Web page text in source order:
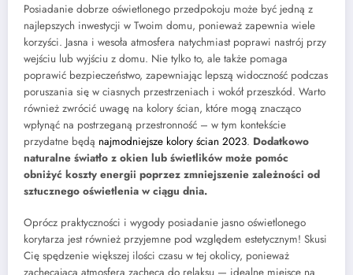
Posiadanie dobrze oświetlonego przedpokoju może być jedną z
najlepszych inwestycji w Twoim domu, ponieważ zapewnia wiele
korzyści. Jasna i wesoła atmosfera natychmiast poprawi nastrój przy
wejściu lub wyjściu z domu. Nie tylko to, ale także pomaga
poprawić bezpieczeństwo, zapewniając lepszą widoczność podczas
poruszania się w ciasnych przestrzeniach i wokół przeszkód. Warto
również zwrócić uwagę na kolory ścian, które mogą znacząco
wpłynąć na postrzeganą przestronność – w tym kontekście
przydatne będą najmodniejsze kolory ścian 2023. Dodatkowo
naturalne światło z okien lub świetlików może pomóc
obniżyć koszty energii poprzez zmniejszenie zależności od
sztucznego oświetlenia w ciągu dnia.
Oprócz praktyczności i wygody posiadanie jasno oświetlonego
korytarza jest również przyjemne pod względem estetycznym! Skusi
Cię spędzenie większej ilości czasu w tej okolicy, ponieważ